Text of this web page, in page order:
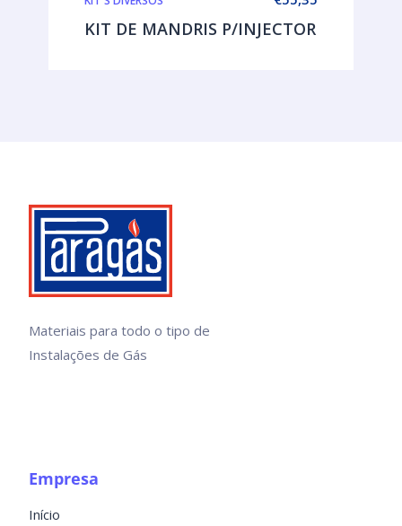
KIT DE MANDRIS P/INJECTOR
Materiais para todo o tipo de
Instalações de Gás
Empresa
Início